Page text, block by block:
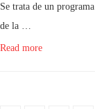
Se trata de un
de la …
Read more